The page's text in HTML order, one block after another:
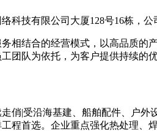
技有限公司大厦128号16栋，公
相结合的经营模式，以高品质
团队为依托，为客户提供持续的
俏|受沿海基建、船舶配件、户
程首选。企业重点强化热处理